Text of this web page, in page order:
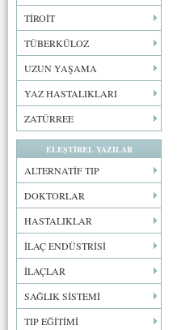
TİROİT
TÜBERKÜLOZ
UZUN YAŞAMA
YAZ HASTALIKLARI
ZATÜRREE
ELEŞTİREL YAZILAR
ALTERNATİF TIP
DOKTORLAR
HASTALIKLAR
İLAÇ ENDÜSTRİSİ
İLAÇLAR
SAĞLIK SİSTEMİ
TIP EĞİTİMİ